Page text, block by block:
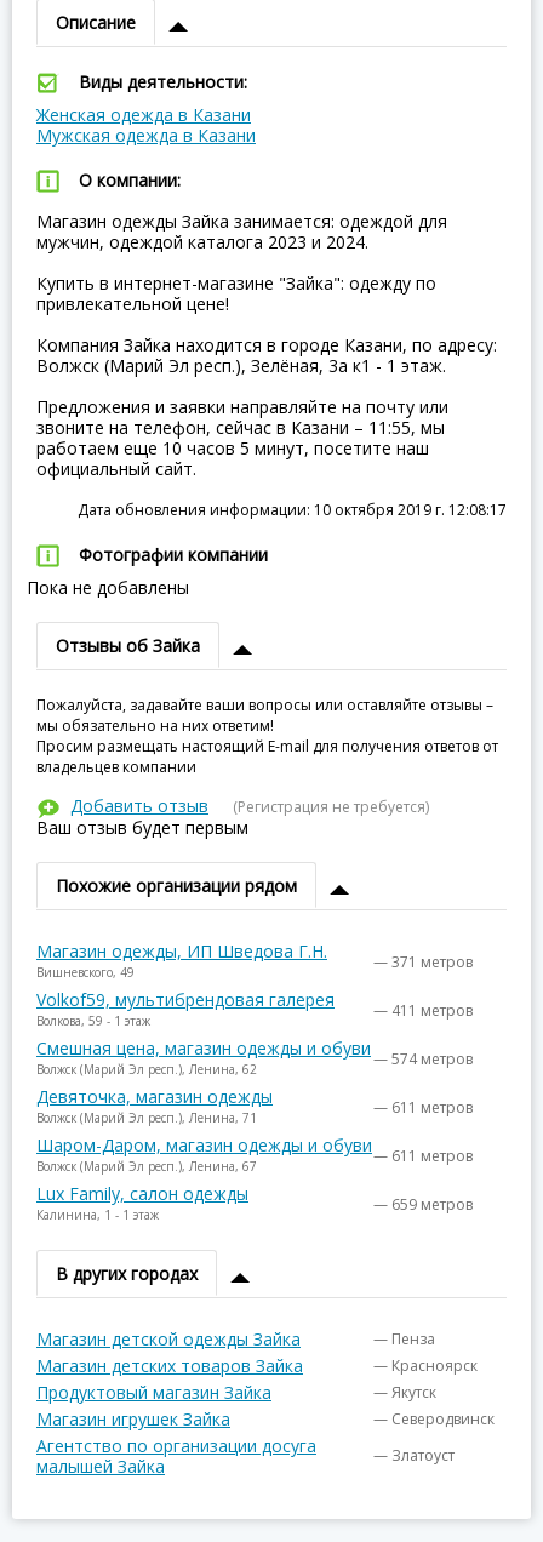
Описание
Виды деятельности:
Женская одежда в Казани
Мужская одежда в Казани
О компании:
Магазин одежды Зайка занимается: одеждой для
мужчин, одеждой каталога 2023 и 2024.
Купить в интернет-магазине "Зайка": одежду по
привлекательной цене!
Компания Зайка находится в городе Казани, по адресу:
Волжск (Марий Эл респ.), Зелёная, 3а к1 - 1 этаж.
Предложения и заявки направляйте на почту или
звоните на телефон, сейчас в Казани – 11:55, мы
работаем еще 10 часов 5 минут, посетите наш
официальный сайт.
Дата обновления информации: 10 октября 2019 г. 12:08:17
Фотографии компании
Пока не добавлены
Отзывы об Зайка
Пожалуйста, задавайте ваши вопросы или оставляйте отзывы –
мы обязательно на них ответим!
Просим размещать настоящий E-mail для получения ответов от
владельцев компании
Добавить отзыв (Регистрация не требуется)
Ваш отзыв будет первым
Похожие организации рядом
Магазин одежды, ИП Шведова Г.Н.
Вишневского, 49 — 371 метров
Volkof59, мультибрендовая галерея
Волкова, 59 - 1 этаж — 411 метров
Смешная цена, магазин одежды и обуви
Волжск (Марий Эл респ.), Ленина, 62 — 574 метров
Девяточка, магазин одежды
Волжск (Марий Эл респ.), Ленина, 71 — 611 метров
Шаром-Даром, магазин одежды и обуви
Волжск (Марий Эл респ.), Ленина, 67 — 611 метров
Lux Family, салон одежды
Калинина, 1 - 1 этаж — 659 метров
В других городах
Магазин детской одежды Зайка — Пенза
Магазин детских товаров Зайка — Красноярск
Продуктовый магазин Зайка — Якутск
Магазин игрушек Зайка — Северодвинск
Агентство по организации досуга
малышей Зайка
— Златоуст